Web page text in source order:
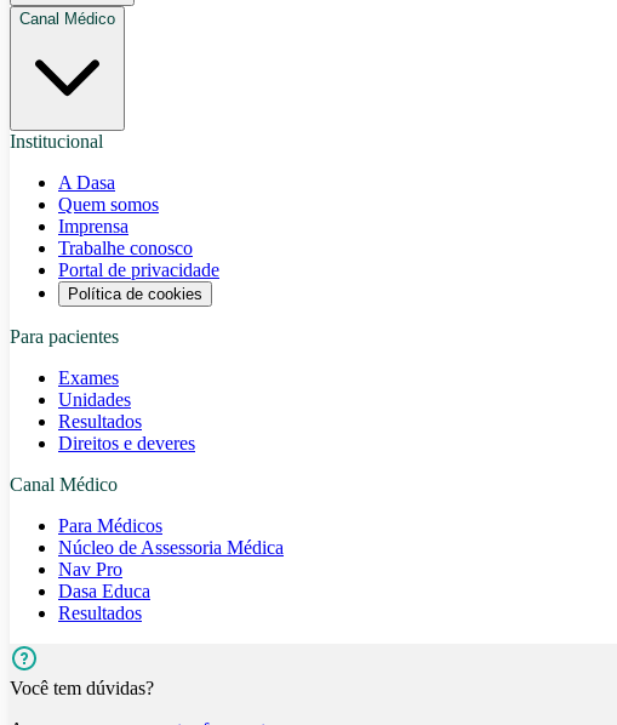
Canal Médico
Institucional
A Dasa
Quem somos
Imprensa
Trabalhe conosco
Portal de privacidade
Política de cookies
Para pacientes
Exames
Unidades
Resultados
Direitos e deveres
Canal Médico
Para Médicos
Núcleo de Assessoria Médica
Nav Pro
Dasa Educa
Resultados
Você tem dúvidas?